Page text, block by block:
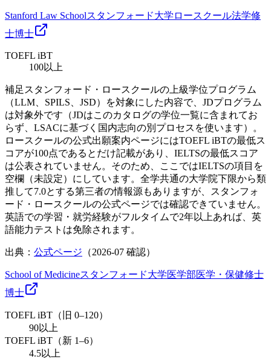
Stanford Law Schoolスタンフォード大学ロースクール法学修
士博士
TOEFL iBT
100以上
補足 スタンフォード・ロースクールの上級学位プログラム
（LLM、SPILS、JSD）を対象にした内容で、JDプログラム
は対象外です（JDはこのカタログの学位一覧に含まれてお
らず、LSACに基づく国内志向の別プロセスを使います）。
ロースクールの公式出願案内ページにはTOEFL iBTの最低ス
コアが100点であるとだけ記載があり、IELTSの最低スコア
は公表されていません。そのため、ここではIELTSの項目を
空欄（未設定）にしています。全学共通の大学院下限から類
推して7.0とする第三者の情報源もありますが、スタンフォ
ード・ロースクールの公式ページでは確認できていません。
英語での学習・就労経験がフルタイムで2年以上あれば、英
語能力テストは免除されます。
出典： 公式ページ （2026-07 確認）
School of Medicineスタンフォード大学医学部医学・保健修士
博士
TOEFL iBT（旧 0–120）
90以上
TOEFL iBT（新 1–6）
4.5以上